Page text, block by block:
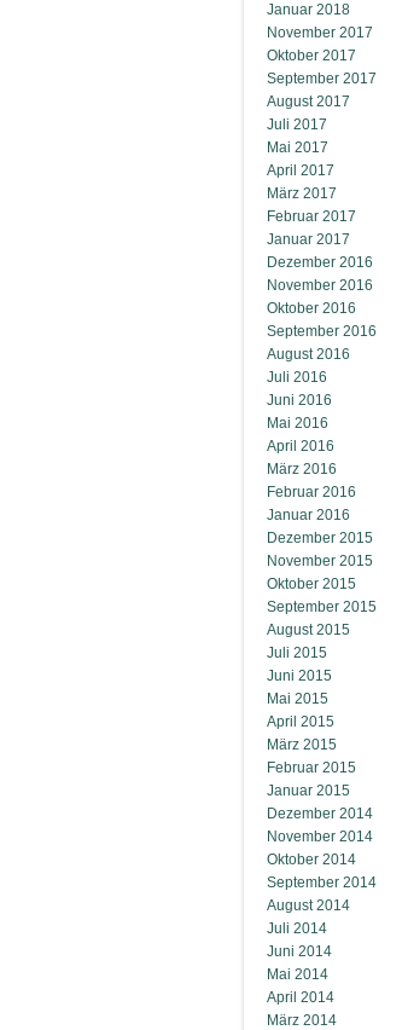
Januar 2018
November 2017
Oktober 2017
September 2017
August 2017
Juli 2017
Mai 2017
April 2017
März 2017
Februar 2017
Januar 2017
Dezember 2016
November 2016
Oktober 2016
September 2016
August 2016
Juli 2016
Juni 2016
Mai 2016
April 2016
März 2016
Februar 2016
Januar 2016
Dezember 2015
November 2015
Oktober 2015
September 2015
August 2015
Juli 2015
Juni 2015
Mai 2015
April 2015
März 2015
Februar 2015
Januar 2015
Dezember 2014
November 2014
Oktober 2014
September 2014
August 2014
Juli 2014
Juni 2014
Mai 2014
April 2014
März 2014